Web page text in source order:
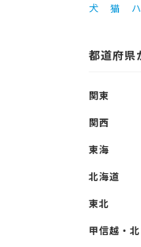
犬 猫
都道府県
関東
関西
東海
北海道
東北
甲信越・